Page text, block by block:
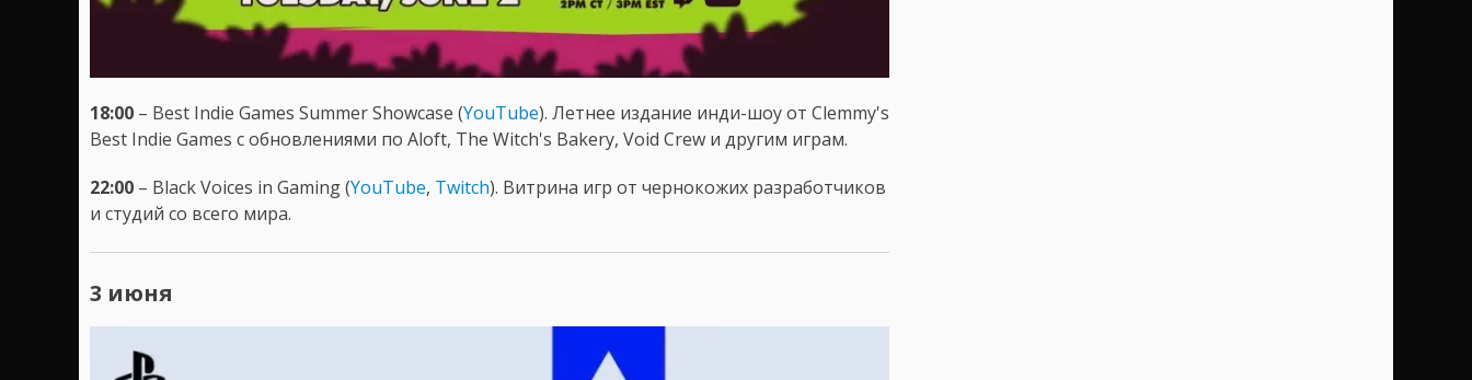
18:00 – Best Indie Games Summer Showcase (YouTube). Летнее издание инди-шоу от Clemmy's
Best Indie Games с обновлениями по Aloft, The Witch's Bakery, Void Crew и другим играм.
22:00 – Black Voices in Gaming (YouTube, Twitch). Витрина игр от чернокожих разработчиков
и студий со всего мира.
3 июня